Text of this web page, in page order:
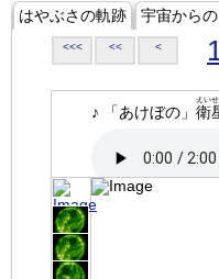
はやぶさの軌跡 宇宙から
<<< << <
♪ 「あけぼの」 衛
えい